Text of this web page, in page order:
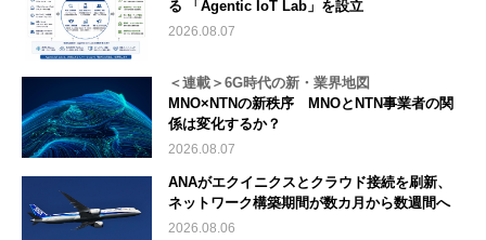
る 「Agentic IoT Lab」を設立
2026.08.07
＜連載＞6G時代の新・業界地図
MNO×NTNの新秩序 MNOとNTN事業者の関
係は変化するか？
2026.08.07
ANAがエクイニクスとクラウド接続を刷新、
ネットワーク構築期間が数カ月から数週間へ
2026.08.06